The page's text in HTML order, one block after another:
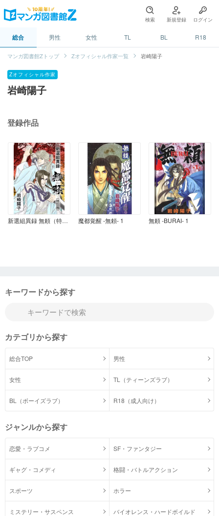
検索 新規登録 ログイン
総合 男性 女性 TL BL R18
マンガ図書館Zトップ Zオフィシャル作家一覧 岩崎陽子
Zオフィシャル作家
岩崎陽子
登録作品
新選組異録 無頼（特別編） 魔都覚醒 -無頼- 1 無頼 ‐BURAI‐ 1
キーワードから探す
カテゴリから探す
総合TOP 男性
女性 TL（ティーンズラブ）
BL（ボーイズラブ） R18（成人向け）
ジャンルから探す
恋愛・ラブコメ SF・ファンタジー
ギャグ・コメディ 格闘・バトルアクション
スポーツ ホラー
ミステリー・サスペンス バイオレンス・ハードボイルド